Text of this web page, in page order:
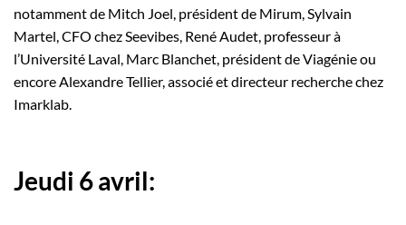
notamment de Mitch Joel, président de Mirum, Sylvain
Martel, CFO chez Seevibes, René Audet, professeur à
l’Université Laval, Marc Blanchet, président de Viagénie ou
encore Alexandre Tellier, associé et directeur recherche chez
Imarklab.
Jeudi 6 avril: